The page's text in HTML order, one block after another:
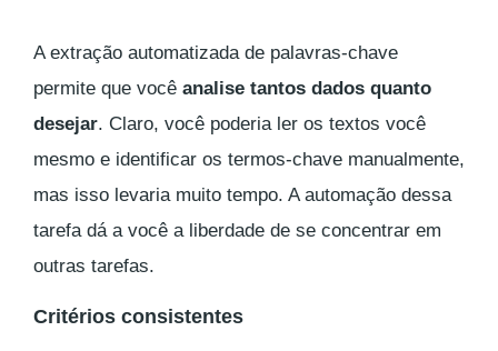
A extração automatizada de palavras-chave
permite que você analise tantos dados quanto
desejar. Claro, você poderia ler os textos você
mesmo e identificar os termos-chave manualmente,
mas isso levaria muito tempo. A automação dessa
tarefa dá a você a liberdade de se concentrar em
outras tarefas.
Critérios consistentes